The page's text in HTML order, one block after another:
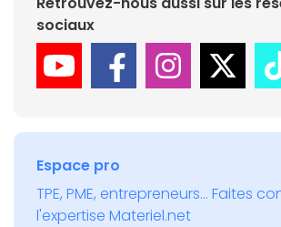
sociaux
Espace pro
TPE, PME, entrepreneurs... Faites
l'expertise Materiel.net